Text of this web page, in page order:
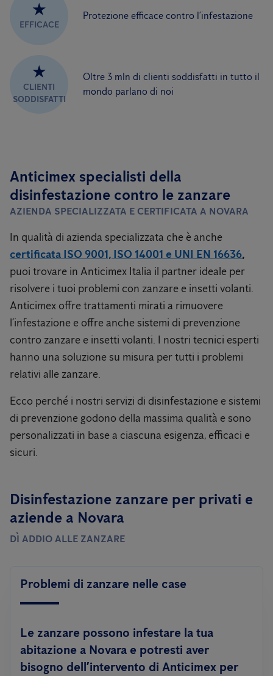
★
EFFICACE
Protezione efficace contro l’infestazione
★
CLIENTI
SODDISFATTI
Oltre 3 mln di clienti soddisfatti in tutto il
mondo parlano di noi
Anticimex specialisti della
disinfestazione contro le zanzare
AZIENDA SPECIALIZZATA E CERTIFICATA A NOVARA
In qualità di azienda specializzata che è anche
certificata ISO 9001, ISO 14001 e UNI EN 16636,
puoi trovare in Anticimex Italia il partner ideale per
risolvere i tuoi problemi con zanzare e insetti volanti.
Anticimex offre trattamenti mirati a rimuovere
l’infestazione e offre anche sistemi di prevenzione
contro zanzare e insetti volanti. I nostri tecnici esperti
hanno una soluzione su misura per tutti i problemi
relativi alle zanzare.
Ecco perché i nostri servizi di disinfestazione e sistemi
di prevenzione godono della massima qualità e sono
personalizzati in base a ciascuna esigenza, efficaci e
sicuri.
Disinfestazione zanzare per privati ​​e
aziende a Novara
DÌ ADDIO ALLE ZANZARE
Problemi di zanzare nelle case
Le zanzare possono infestare la tua
abitazione a Novara e potresti aver
bisogno dell’intervento di Anticimex per